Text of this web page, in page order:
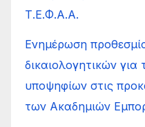
Τ.Ε.Φ.Α.Α.
Ενημέρωση
δικαιολογητικών
υποψηφίων στις
των Ακαδημιών